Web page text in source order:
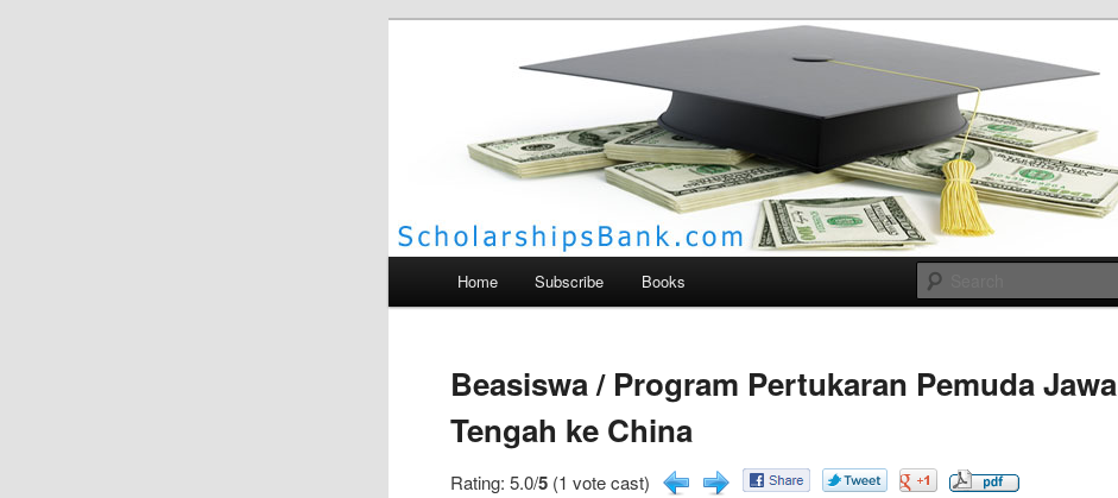
Scholarships Bank
Home Subscribe Books
Beasiswa / Program Pertukaran Pemuda Jawa
Tengah ke China
Rating: 5.0/5 (1 vote cast)